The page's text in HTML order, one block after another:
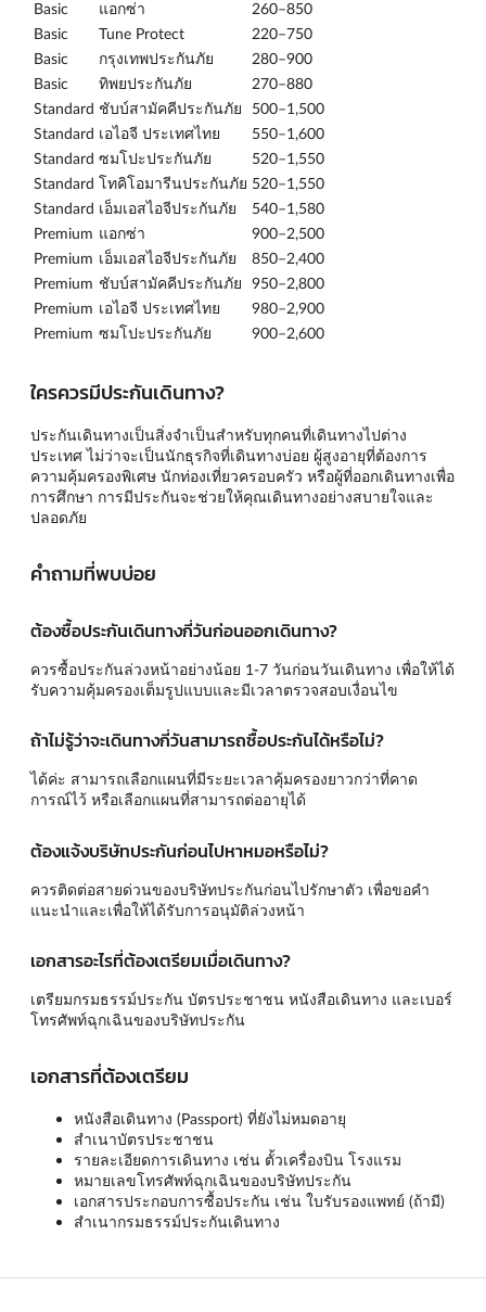
Basic แอกซ่า
260–850
Basic
Tune Protect
220–750
Basic
กรุงเทพประกันภัย
280–900
Basic
ทิพยประกันภัย
270–880
Standard ชับบ์สามัคคีประกันภัย
500–1,500
Standard เอไอจี ประเทศไทย
550–1,600
Standard ซมโปะประกันภัย
520–1,550
Standard โทคิโอมารีนประกันภัย 520–1,550
Standard เอ็มเอสไอจีประกันภัย
540–1,580
Premium แอกซ่า
900–2,500
Premium เอ็มเอสไอจีประกันภัย
850–2,400
Premium ชับบ์สามัคคีประกันภัย 950–2,800
Premium เอไอจี ประเทศไทย
980–2,900
Premium ซมโปะประกันภัย 900–2,600
ใครควรมีประกันเดินทาง?
ประกันเดินทางเป็นสิ่งจำเป็นสำหรับทุกคนที่เดินทางไปต่าง
ประเทศ ไม่ว่าจะเป็นนักธุรกิจที่เดินทางบ่อย ผู้สูงอายุที่ต้องการ
ความคุ้มครองพิเศษ นักท่องเที่ยวครอบครัว หรือผู้ที่ออกเดินทางเพื่อ
การศึกษา การมีประกันจะช่วยให้คุณเดินทางอย่างสบายใจและ
ปลอดภัย
คำถามที่พบบ่อย
ต้องซื้อประกันเดินทางกี่วันก่อนออกเดินทาง?
ควรซื้อประกันล่วงหน้าอย่างน้อย 1-7 วันก่อนวันเดินทาง เพื่อให้ได้
รับความคุ้มครองเต็มรูปแบบและมีเวลาตรวจสอบเงื่อนไข
ถ้าไม่รู้ว่าจะเดินทางกี่วันสามารถซื้อประกันได้หรือไม่?
ได้ค่ะ สามารถเลือกแผนที่มีระยะเวลาคุ้มครองยาวกว่าที่คาด
การณ์ไว้ หรือเลือกแผนที่สามารถต่ออายุได้
ต้องแจ้งบริษัทประกันก่อนไปหาหมอหรือไม่?
ควรติดต่อสายด่วนของบริษัทประกันก่อนไปรักษาตัว เพื่อขอคำ
แนะนำและเพื่อให้ได้รับการอนุมัติล่วงหน้า
เอกสารอะไรที่ต้องเตรียมเมื่อเดินทาง?
เตรียมกรมธรรม์ประกัน บัตรประชาชน หนังสือเดินทาง และเบอร์
โทรศัพท์ฉุกเฉินของบริษัทประกัน
เอกสารที่ต้องเตรียม
หนังสือเดินทาง (Passport) ที่ยังไม่หมดอายุ
สำเนาบัตรประชาชน
รายละเอียดการเดินทาง เช่น ตั้วเครื่องบิน โรงแรม
หมายเลขโทรศัพท์ฉุกเฉินของบริษัทประกัน
เอกสารประกอบการซื้อประกัน เช่น ใบรับรองแพทย์ (ถ้ามี)
สำเนากรมธรรม์ประกันเดินทาง